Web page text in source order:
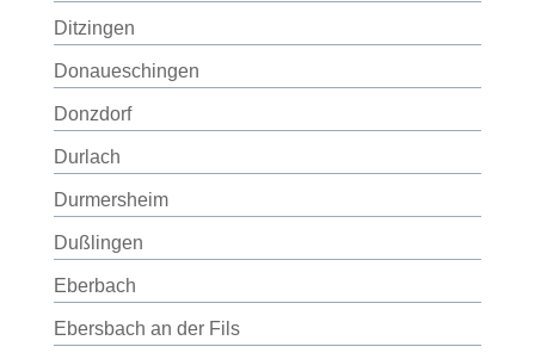
Ditzingen
Donaueschingen
Donzdorf
Durlach
Durmersheim
Dußlingen
Eberbach
Ebersbach an der Fils